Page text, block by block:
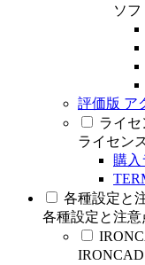
ソ
評価版 ア
ライ
ライセン
購入
各種設定と
各種設定と注意